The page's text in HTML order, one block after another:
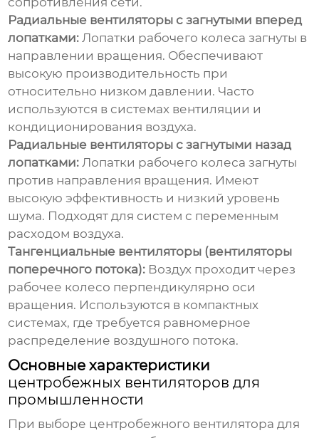
Радиальные вентиляторы с загнутыми вперед
лопатками: Лопатки рабочего колеса загнуты в
направлении вращения. Обеспечивают
высокую производительность при
относительно низком давлении. Часто
используются в системах вентиляции и
кондиционирования воздуха.
Радиальные вентиляторы с загнутыми назад
лопатками: Лопатки рабочего колеса загнуты
против направления вращения. Имеют
высокую эффективность и низкий уровень
шума. Подходят для систем с переменным
расходом воздуха.
Тангенциальные вентиляторы (вентиляторы
поперечного потока): Воздух проходит через
рабочее колесо перпендикулярно оси
вращения. Используются в компактных
системах, где требуется равномерное
распределение воздушного потока.
Основные характеристики
центробежных вентиляторов для
промышленности
При выборе центробежного вентилятора для